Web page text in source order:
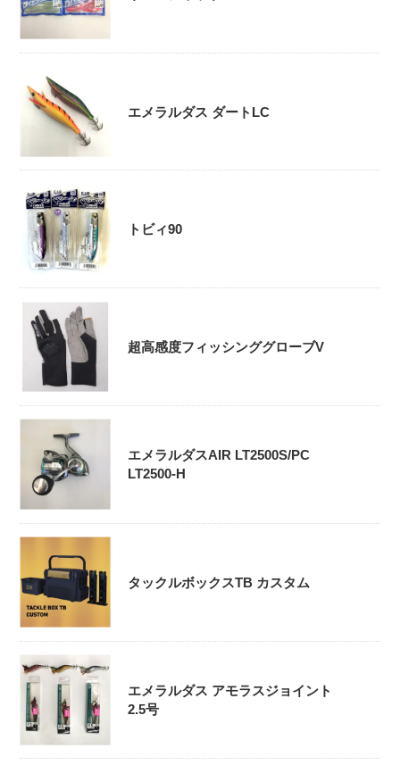
エメラルダス ダートLC
トビィ90
超高感度フィッシンググローブV
エメラルダスAIR LT2500S/PC
LT2500-H
タックルボックスTB カスタム
エメラルダス アモラスジョイント
2.5号